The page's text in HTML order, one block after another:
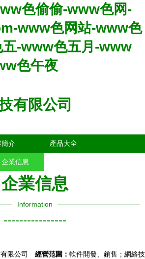
色偷偷-www色网-
www色网站-www色
-www色五月-www
色午夜
有限公司
簡介 產品大全
企業信息
企業信息
Information
----------------
限公司
經營范圍： 軟件開發、銷售；網絡技